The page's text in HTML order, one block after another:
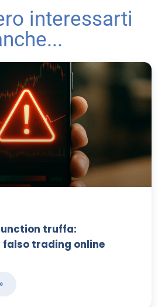
interessarti
truffa:
falso trading online